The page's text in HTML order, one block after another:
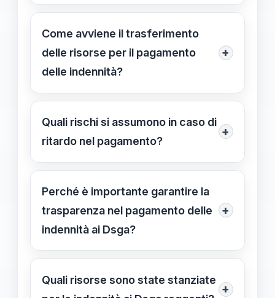
tra scuole.
Rispettare la scadenza garantisce il
diritto alle indennità senza ritardi,
evita contenziosi e consente ai Dsga
di pianificare le proprie finanze in
Come avviene il trasferimento
delle risorse per il pagamento
delle indennità?
+
Il Ministero richiede alla Ragioneria
Generale dello Stato di effettuare
variazioni di bilancio e trasferimenti
dicembre, con collaborazione delle
strutture NOIPA e Ragionerie
regionali.
Quali rischi si assumono in caso di
ritardo nel pagamento?
+
Un ritardo può comportare sanzioni
amministrative, controversie legali e
problemi di stabilità finanziaria per i
professionisti interessati.
Perché è importante garantire la
trasparenza nel pagamento delle
indennità ai Dsga?
+
Garantisce il rispetto delle norme,
evita inadempienze e rafforza la
fiducia tra le istituzioni scolastiche e i
Quali risorse sono state stanziate
+